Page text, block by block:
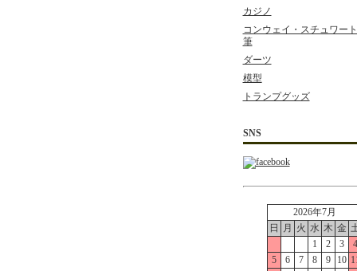
カジノ
コンウェイ・スチュワー
筆
ダーツ
模型
トランプグッズ
SNS
2026年7月
日
月 火 水 木 金
1
2 3
4
5
6 7 8 9 10